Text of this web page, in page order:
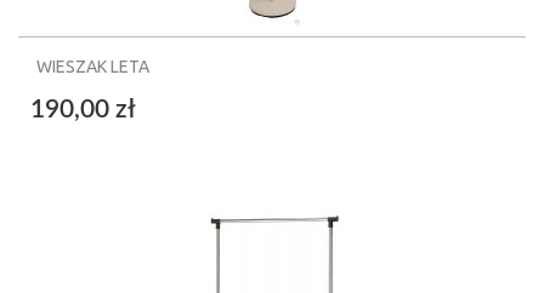
WIESZAK LETA
190,00 zł